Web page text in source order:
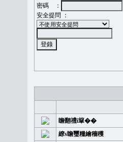
密碼 ：
安全提問 ：
瞻翻禮i簞��
繚s瞻璽糧繪穡穫